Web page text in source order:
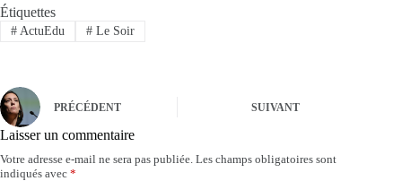
Étiquettes
#ActuEdu #Le Soir
PRÉCÉDENT SUIVANT
Laisser un commentaire
Votre adresse e-mail ne sera pas publiée. Les champs obligatoires sont
indiqués avec *